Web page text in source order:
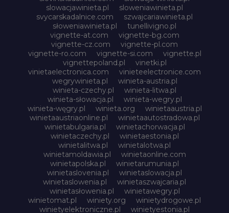
slowacjawinieta.pl
sloweniawinieta.pl
svycarskadalnice.com
szwajcariawinieta.pl
słoweniawinieta.pl
tunellivigno.pl
vignette-at.com
vignette-bg.com
vignette-cz.com
vignette-pl.com
vignette-ro.com
vignette-si.com
vignette.pl
vignettepoland.pl
vinetki.pl
vinietaelectronica.com
vinieteelectronice.com
wegrywinieta.pl
winieta-austria.pl
winieta-czechy.pl
winieta-litwa.pl
winieta-słowacja.pl
winieta-wegry.pl
winieta-węgry.pl
winieta.org
winietaaustria.pl
winietaaustriaonline.pl
winietaautostradowa.pl
winietabulgaria.pl
winietachorwacja.pl
winietaczechy.pl
winietaestonia.pl
winietalitwa.pl
winietalotwa.pl
winietamoldawia.pl
winietaonline.com
winietapolska.pl
winietarumunia.pl
winietaslovenia.pl
winietaslowacja.pl
winietaslowenia.pl
winietaszwajcaria.pl
winietasłowenia.pl
winietawegry.pl
winietomat.pl
winiety.org
winietydrogowe.pl
winietyelektroniczne.pl
winietyestonia.pl